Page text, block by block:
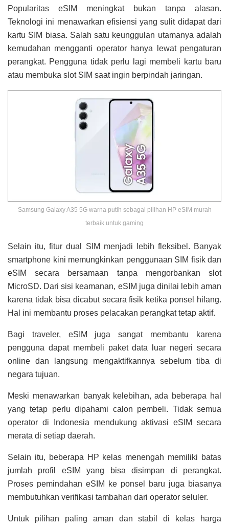
Popularitas eSIM meningkat bukan tanpa alasan.
Teknologi ini menawarkan efisiensi yang sulit didapat dari
kartu SIM biasa. Salah satu keunggulan utamanya adalah
kemudahan mengganti operator hanya lewat pengaturan
perangkat. Pengguna tidak perlu lagi membeli kartu baru
atau membuka slot SIM saat ingin berpindah jaringan.
Samsung Galaxy A35 5G warna putih sebagai pilihan HP eSIM murah
terbaik untuk gaming
Selain itu, fitur dual SIM menjadi lebih fleksibel. Banyak
smartphone kini memungkinkan penggunaan SIM fisik dan
eSIM secara bersamaan tanpa mengorbankan slot
MicroSD. Dari sisi keamanan, eSIM juga dinilai lebih aman
karena tidak bisa dicabut secara fisik ketika ponsel hilang.
Hal ini membantu proses pelacakan perangkat tetap aktif.
Bagi traveler, eSIM juga sangat membantu karena
pengguna dapat membeli paket data luar negeri secara
online dan langsung mengaktifkannya sebelum tiba di
negara tujuan.
Meski menawarkan banyak kelebihan, ada beberapa hal
yang tetap perlu dipahami calon pembeli. Tidak semua
operator di Indonesia mendukung aktivasi eSIM secara
merata di setiap daerah.
Selain itu, beberapa HP kelas menengah memiliki batas
jumlah profil eSIM yang bisa disimpan di perangkat.
Proses pemindahan eSIM ke ponsel baru juga biasanya
membutuhkan verifikasi tambahan dari operator seluler.
Untuk pilihan paling aman dan stabil di kelas harga